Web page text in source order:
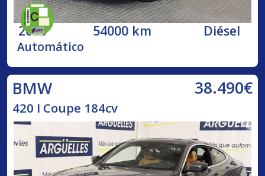
2020 54000 km Diésel
Automático
BMW 38.490€
420 I Coupe 184cv